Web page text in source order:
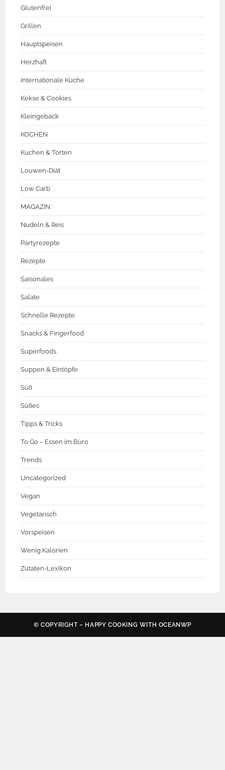
Glutenfrei
Grillen
Hauptspeisen
Herzhaft
Internationale Küche
Kekse & Cookies
Kleingebäck
KOCHEN
Kuchen & Torten
Louwen-Diät
Low Carb
MAGAZIN
Nudeln & Reis
Partyrezepte
Rezepte
Saisonales
Salate
Schnelle Rezepte
Snacks & Fingerfood
Superfoods
Suppen & Eintöpfe
Süß
Süßes
Tipps & Tricks
To Go – Essen im Büro
Trends
Uncategorized
Vegan
Vegetarisch
Vorspeisen
Wenig Kalorien
Zutaten-Lexikon
© COPYRIGHT – HAPPY COOKING WITH OCEANWP